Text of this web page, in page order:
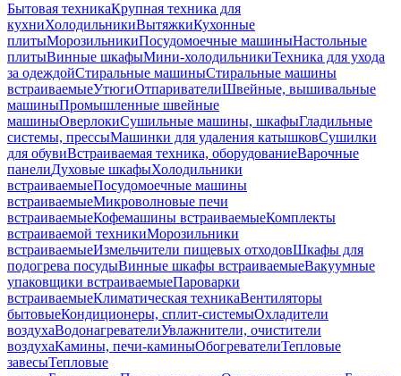
Бытовая техникаКрупная техника для
кухниХолодильникиВытяжкиКухонные
плитыМорозильникиПосудомоечные машиныНастольные
плитыВинные шкафыМини-холодильникиТехника для ухода
за одеждойСтиральные машиныСтиральные машины
встраиваемыеУтюгиОтпаривателиШвейные, вышивальные
машиныПромышленные швейные
машиныОверлокиСушильные машины, шкафыГладильные
системы, прессыМашинки для удаления катышковСушилки
для обувиВстраиваемая техника, оборудованиеВарочные
панелиДуховые шкафыХолодильники
встраиваемыеПосудомоечные машины
встраиваемыеМикроволновые печи
встраиваемыеКофемашины встраиваемыеКомплекты
встраиваемой техникиМорозильники
встраиваемыеИзмельчители пищевых отходовШкафы для
подогрева посудыВинные шкафы встраиваемыеВакуумные
упаковщики встраиваемыеПароварки
встраиваемыеКлиматическая техникаВентиляторы
бытовыеКондиционеры, сплит-системыОхладители
воздухаВодонагревателиУвлажнители, очистители
воздухаКамины, печи-каминыОбогревателиТепловые
завесыТепловые